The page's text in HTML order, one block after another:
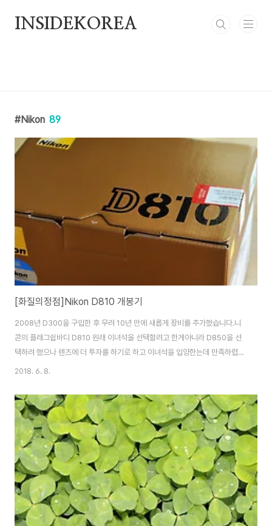
INSIDEKOREA
Nikon 89
[화질의정점]Nikon D810 개봉기
2008년 D300을 구입한 후 무려 10년 만에 새롭게 장비를 추가했습니다.니
콘의 플래그쉽바디 D810 원래 이녀석을 선택할려고 한게아니라 D850을 선
택하려 했으나 렌즈에 더 투자를 하기로 하고 이녀석을 입양한는데 만족하렵니
다. 기타 여러 블로그 및 니콘홈페이지에 상세스팩이 있으니 저는 개봉기만 올
충전기, 충전케이블, USB 3.0케이블, 케이블보호 브라켓등이 들어 있습니다.
전 밧데리 하나를 더 주문해서 추가하였습니다. 우선 바디는 기존 바디보다 많
이 작아지고, 가벼워져서 반갑더군요. 전면부의 느낌이 틀린 부분들이 많네요..
니콘 특유의 그립에 빤간선이 많이 변했고.. 플래쉬모양이 살짝 바뀐 부분도..
뒷부분은 큰 변화..
2018. 6. 8.